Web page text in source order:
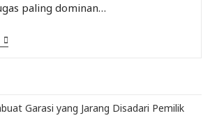
paling dominan…
Garasi yang Jarang Disadari Pemilik